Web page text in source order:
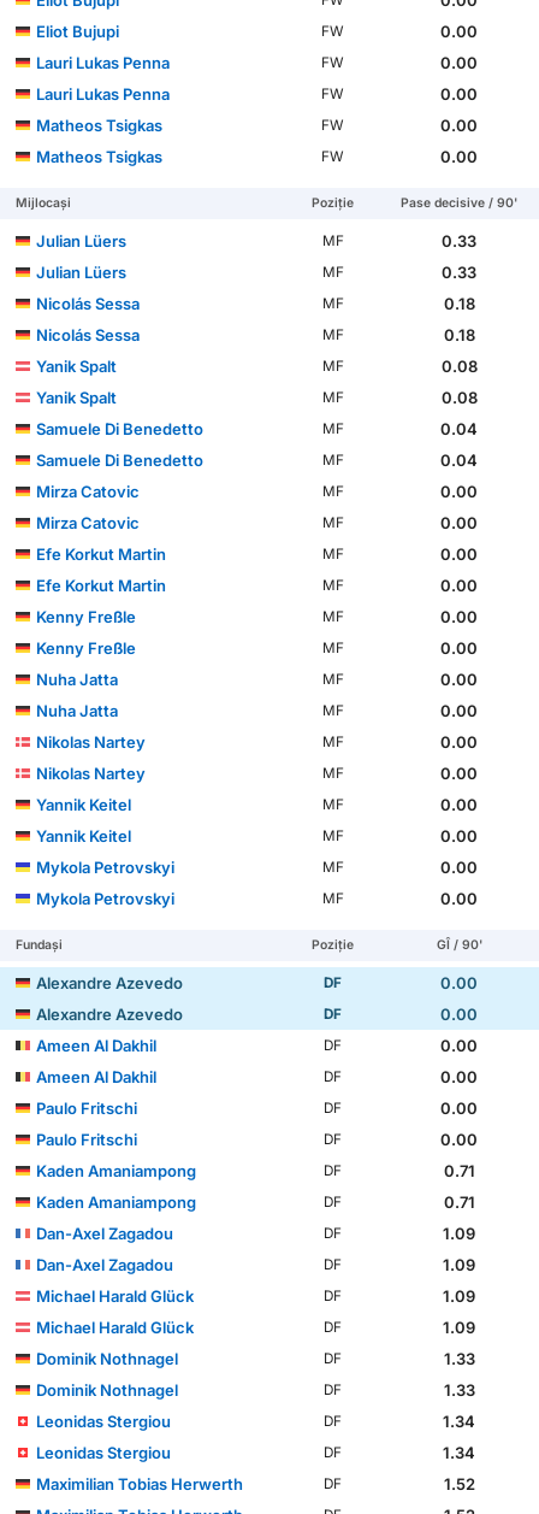
Eliot Bujupi
FW
0.00
Lauri Lukas Penna
FW
0.00
Lauri Lukas Penna
FW
0.00
Matheos Tsigkas
FW
0.00
Matheos Tsigkas
FW 0.00
Mijlocași Poziție Pase decisive / 90'
Julian Lüers MF
0.33
Julian Lüers
MF
0.33
Nicolás Sessa
MF
0.18
Nicolás Sessa
MF
0.18
Yanik Spalt
MF
0.08
Yanik Spalt
MF
0.08
Samuele Di Benedetto
MF
0.04
Samuele Di Benedetto
MF
0.04
Mirza Catovic
MF
0.00
Mirza Catovic
MF
0.00
Efe Korkut Martin
MF
0.00
Efe Korkut Martin
MF
0.00
Kenny Freßle
MF
0.00
Kenny Freßle
MF
0.00
Nuha Jatta
MF
0.00
Nuha Jatta
MF
0.00
Nikolas Nartey
MF
0.00
Nikolas Nartey
MF
0.00
Yannik Keitel
MF
0.00
Yannik Keitel
MF
0.00
Mykola Petrovskyi
MF
0.00
Mykola Petrovskyi
MF 0.00
Fundași Poziție GÎ / 90'
Alexandre Azevedo DF
0.00
Alexandre Azevedo
DF
0.00
Ameen Al Dakhil
DF
0.00
Ameen Al Dakhil
DF
0.00
Paulo Fritschi
DF
0.00
Paulo Fritschi
DF
0.00
Kaden Amaniampong
DF
0.71
Kaden Amaniampong
DF
0.71
Dan-Axel Zagadou
DF
1.09
Dan-Axel Zagadou
DF
1.09
Michael Harald Glück
DF
1.09
Michael Harald Glück
DF
1.09
Dominik Nothnagel
DF
1.33
Dominik Nothnagel
DF
1.33
Leonidas Stergiou
DF
1.34
Leonidas Stergiou
DF
1.34
Maximilian Tobias Herwerth
DF
1.52